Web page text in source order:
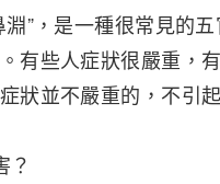
”，是一種很常見的
有些人症狀很嚴重，
狀並不嚴重的，不引
？